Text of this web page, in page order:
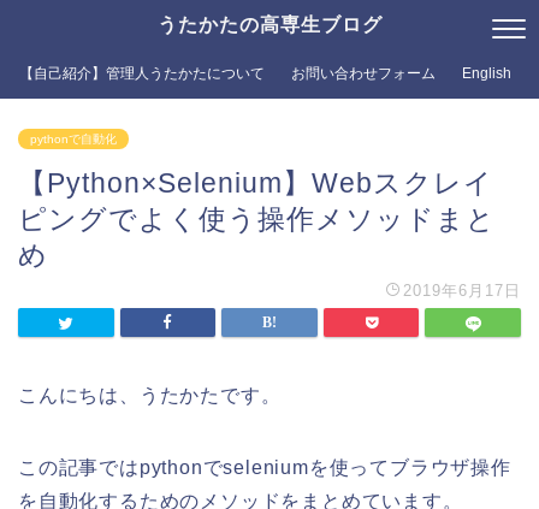
うたかたの高専生ブログ
【自己紹介】管理人うたかたについて お問い合わせフォーム English
pythonで自動化
【Python×Selenium】Webスクレイ
ピングでよく使う操作メソッドまと
め
2019年6月17日
こんにちは、うたかたです。
この記事ではpythonでseleniumを使ってブラウザ操作
を自動化するためのメソッドをまとめています。